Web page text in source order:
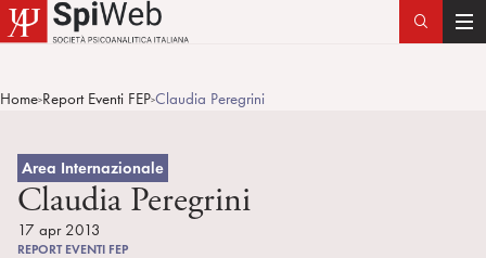
T
Home>Report Eventi FEP>Claudia Peregrini
Area Internazionale
Claudia Peregrini
17 apr 2013
REPORT EVENTI FEP